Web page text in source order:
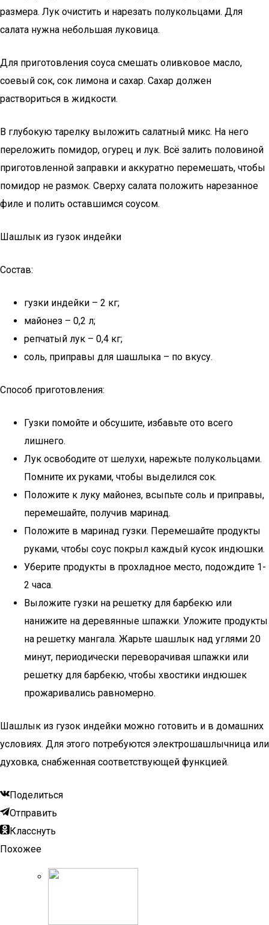
размера. Лук очистить и нарезать полукольцами. Для
салата нужна небольшая луковица.
Для приготовления соуса смешать оливковое масло,
соевый сок, сок лимона и сахар. Сахар должен
раствориться в жидкости.
В глубокую тарелку выложить салатный микс. На него
переложить помидор, огурец и лук. Всё залить половиной
приготовленной заправки и аккуратно перемешать, чтобы
помидор не размок. Сверху салата положить нарезанное
филе и полить оставшимся соусом.
Шашлык из гузок индейки
Состав:
гузки индейки – 2 кг;
майонез – 0,2 л;
репчатый лук – 0,4 кг;
соль, приправы для шашлыка – по вкусу.
Способ приготовления:
Гузки помойте и обсушите, избавьте ото всего
лишнего.
Лук освободите от шелухи, нарежьте полукольцами.
Помните их руками, чтобы выделился сок.
Положите к луку майонез, всыпьте соль и приправы,
перемешайте, получив маринад.
Положите в маринад гузки. Перемешайте продукты
руками, чтобы соус покрыл каждый кусок индюшки.
Уберите продукты в прохладное место, подождите 1-
2 часа.
Выложите гузки на решетку для барбекю или
нанижите на деревянные шпажки. Уложите продукты
на решетку мангала. Жарьте шашлык над углями 20
минут, периодически переворачивая шпажки или
решетку для барбекю, чтобы хвостики индюшек
прожаривались равномерно.
Шашлык из гузок индейки можно готовить и в домашних
условиях. Для этого потребуются электрошашлычница или
духовка, снабженная соответствующей функцией.
Поделиться
Отправить
Класснуть
Похожее